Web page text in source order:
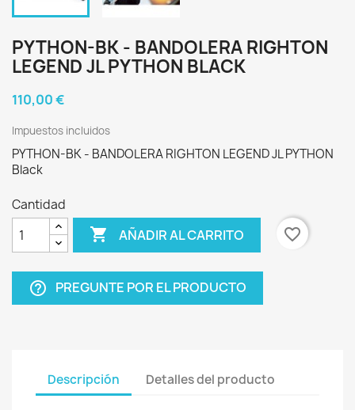
PYTHON-BK - BANDOLERA RIGHTON
LEGEND JL PYTHON BLACK
110,00 €
Impuestos incluidos
PYTHON-BK - BANDOLERA RIGHTON LEGEND JL PYTHON
Black
Cantidad
 AÑADIR AL CARRITO favorite_border
help_outline PREGUNTE POR EL PRODUCTO
Descripción Detalles del producto